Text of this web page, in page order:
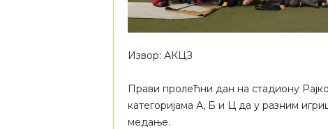
Извор: АКЦЗ
Прави пролећни дан на стадиону
категоријама А, Б и Ц да у разним
медање.